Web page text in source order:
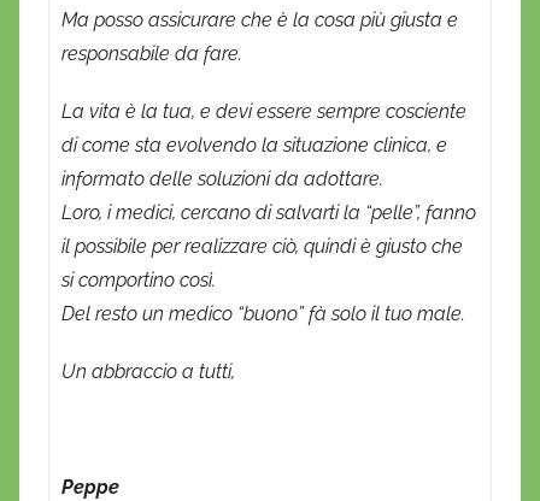
Ma posso assicurare che è la cosa più giusta e
responsabile da fare.
La vita è la tua, e devi essere sempre cosciente
di come sta evolvendo la situazione clinica, e
informato delle soluzioni da adottare.
Loro, i medici, cercano di salvarti la “pelle”, fanno
il possibile per realizzare ciò, quindi è giusto che
si comportino così.
Del resto un medico “buono” fà solo il tuo male.
Un abbraccio a tutti,
Peppe